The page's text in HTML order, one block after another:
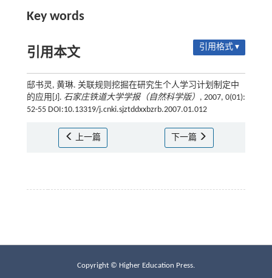
Key words
引用本文 引用格式 ▾
邸书灵, 黄琳. 关联规则挖掘在研究生个人学习计划制定中
的应用[J]. 石家庄铁道大学学报（自然科学版） , 2007, 0(01):
52-55 DOI:10.13319/j.cnki.sjztddxxbzrb.2007.01.012
上一篇 下一篇
Copyright © Higher Education Press.